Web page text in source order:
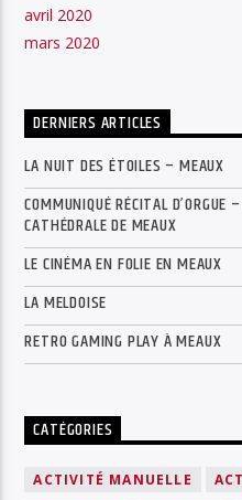
avril 2020
mars 2020
DERNIERS ARTICLES
LA NUIT DES ÉTOILES – MEAUX
COMMUNIQUÉ RÉCITAL
CATHÉDRALE DE MEAUX
LE CINÉMA EN FOLIE EN MEAUX
LA MELDOISE
RETRO GAMING PLAY À MEAUX
CATÉGORIES
ACTIVITÉ MANUELLE